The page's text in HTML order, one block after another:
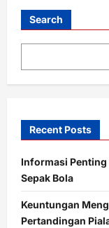
t
i
Search
Recent Posts
Informasi Penting
Sepak Bola
Keuntungan
Pertandingan